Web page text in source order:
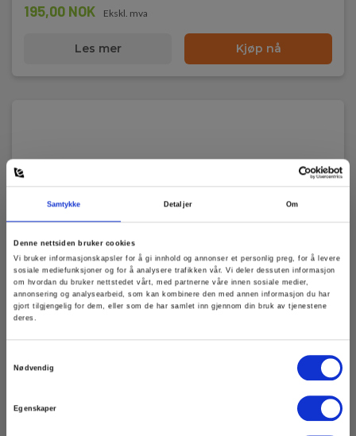
Samtykke Detaljer Om
Denne nettsiden bruker cookies
Vi bruker informasjonskapsler for å gi innhold og annonser et personlig preg, for å levere
sosiale mediefunksjoner og for å analysere trafikken vår. Vi deler dessuten informasjon
om hvordan du bruker nettstedet vårt, med partnerne våre innen sosiale medier,
annonsering og analysearbeid, som kan kombinere den med annen informasjon du har
gjort tilgjengelig for dem, eller som de har samlet inn gjennom din bruk av tjenestene
deres.
Nødvendig
Egenskaper
195,00 NOK Ekskl. mva
Les mer Kjøp nå